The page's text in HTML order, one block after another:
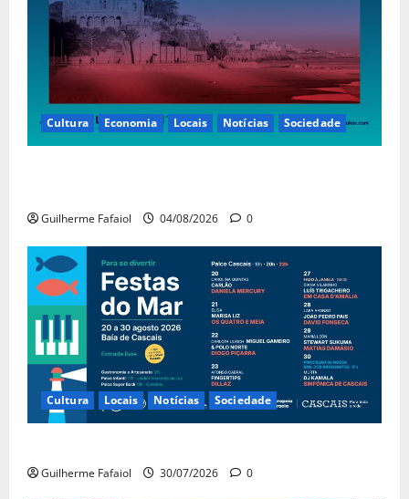
Cultura Economia Locais Notícias Sociedade
Guilherme Fafaiol 04/08/2026 0
Cultura Locais Notícias Sociedade
Guilherme Fafaiol 30/07/2026 0